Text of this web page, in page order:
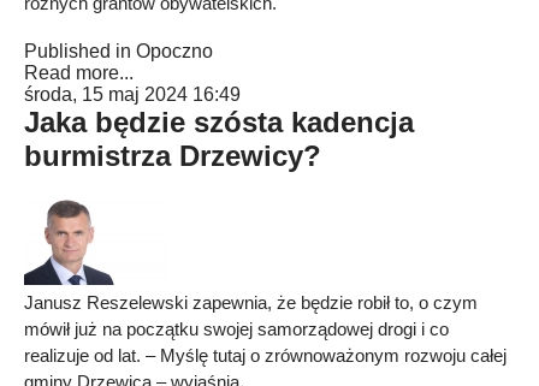
Published in Opoczno
Read more...
środa, 15 maj 2024 16:49
Jaka będzie szósta kadencja
burmistrza Drzewicy?
Janusz Reszelewski zapewnia, że będzie robił to, o czym
mówił już na początku swojej samorządowej drogi i co
realizuje od lat. – Myślę tutaj o zrównoważonym rozwoju całej
gminy Drzewica – wyjaśnia.